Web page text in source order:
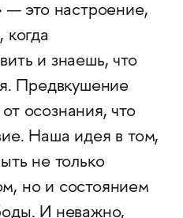
— это настроение,
когда
и знаешь, что
Предвкушение
осознания, что
Наша идея в том,
не только
но и состоянием
И неважно,